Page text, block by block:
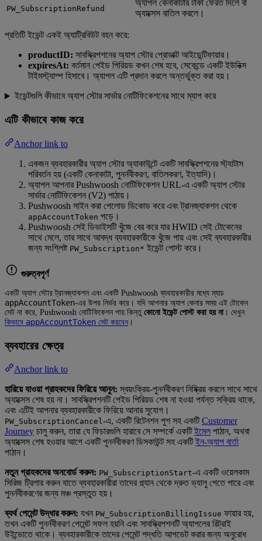
PW_SubscriptionRefund
অ্যাপল কেনাকাটার টাকা ফেরত দিলে বা
অ্যাক্সেস বাতিল করলে।
প্রতিটি ইভেন্ট একই অ্যাট্রিবিউট বহন করে:
productID: সাবস্ক্রিপশনের অ্যাপ স্টোর প্রোডাক্ট আইডেন্টিফায়ার।
expiresAt: বর্তমান পেইড পিরিয়ড কখন শেষ হবে, সেকেন্ডে একটি ইউনিক্স
টাইমস্ট্যাম্প হিসাবে। অ্যাপল এটি প্রদান করলে অন্তর্ভুক্ত করা হয়।
ইভেন্টগুলি কীভাবে অ্যাপ স্টোর সার্ভার নোটিফিকেশনের সাথে ম্যাপ করে
এটি কীভাবে কাজ করে
Anchor link to
একজন ব্যবহারকারীর অ্যাপ স্টোর অ্যাকাউন্টে একটি সাবস্ক্রিপশনের স্ট্যাটাস
পরিবর্তন হয় (একটি কেনাকাটা, পুনর্নবীকরণ, বাতিলকরণ, ইত্যাদি)।
অ্যাপল আপনার Pushwoosh নোটিফিকেশন URL-এ একটি অ্যাপ স্টোর
সার্ভার নোটিফিকেশন (V2) পাঠায়।
Pushwoosh সাইন করা পেলোড ডিকোড করে এবং ট্রানজ্যাকশন থেকে
appAccountToken পড়ে।
Pushwoosh সেই ডিভাইসটি খুঁজে বের করে যার HWID সেই টোকেনের
সাথে মেলে, তার সাথে আবদ্ধ ব্যবহারকারীকে খুঁজে পায় এবং সেই ব্যবহারকারীর
জন্য সংশ্লিষ্ট PW_Subscription* ইভেন্ট পোস্ট করে।
গুরুত্বপূর্ণ
একটি অ্যাপ স্টোর ট্রানজ্যাকশন এবং একটি Pushwoosh ব্যবহারকারীর মধ্যে ম্যাচ
appAccountToken-এর উপর নির্ভর করে। যদি আপনার অ্যাপ কেনার সময় এই টোকেন
সেট না করে, Pushwoosh নোটিফিকেশন পায় কিন্তু কোনো ইভেন্ট পোস্ট করা হয় না। দেখুন
কিভাবে appAccountToken সেট করবেন ।
ব্যবহারের ক্ষেত্র
Anchor link to
হারিয়ে যাওয়া গ্রাহকদের ফিরিয়ে আনুন: স্বয়ংক্রিয়-পুনর্নবীকরণ নিষ্ক্রিয় করলে সাথে সাথে
অ্যাক্সেস শেষ হয় না। সাবস্ক্রিপশনটি পেইড পিরিয়ড শেষ না হওয়া পর্যন্ত সক্রিয় থাকে,
এবং এটিই আপনার ব্যবহারকারীকে ফিরিয়ে আনার সুযোগ।
PW_SubscriptionCancel-এ, একটি রিটেনশন পুশ সহ একটিCustomer
Journey চালু করুন, তারা যে ফিচারগুলি হারাবে সে সম্পর্কে একটিইমেল পাঠান, অথবা
অ্যাক্সেস শেষ হওয়ার আগে একটি পুনর্নবীকরণ ডিসকাউন্ট সহ একটিইন-অ্যাপ বার্তা
পাঠান।
নতুন গ্রাহকদের অনবোর্ড করুন: PW_SubscriptionStart-এ একটি ওয়েলকাম
সিরিজ ট্রিগার করুন যাতে ব্যবহারকারীরা তাদের প্ল্যান থেকে দ্রুত ভ্যালু পেতে পারে এবং
পুনর্নবীকরণের জন্য মঞ্চ প্রস্তুত হয়।
ব্যর্থ পেমেন্ট উদ্ধার করুন: যখন PW_SubscriptionBillingIssue ফায়ার হয়,
তখন একটি পুনর্নবীকরণ পেমেন্ট সফল হয়নি এবং সাবস্ক্রিপশনটি অ্যাপলের রিট্রাই
উইন্ডোতে থাকে। ব্যবহারকারীকে তাদের পেমেন্ট পদ্ধতি আপডেট করার জন্য অনুরোধ